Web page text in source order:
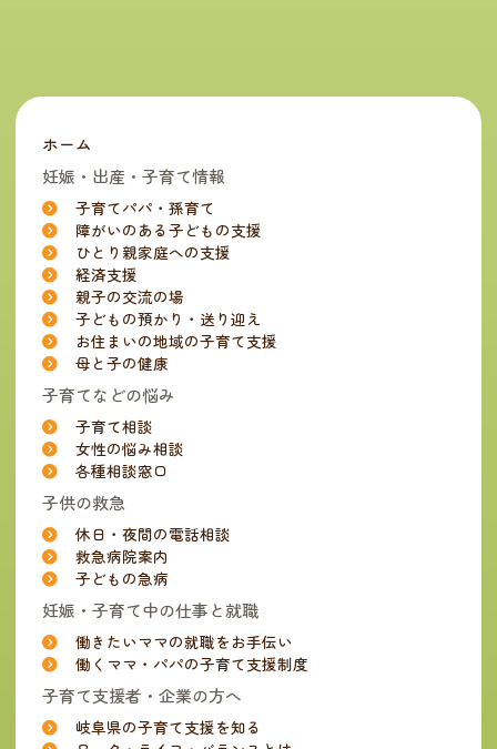
ホーム
妊娠・出産・子育て情報
子育てパパ・孫育て
障がいのある子どもの支援
ひとり親家庭への支援
経済支援
親子の交流の場
子どもの預かり・送り迎え
お住まいの地域の子育て支援
母と子の健康
子育てなどの悩み
子育て相談
女性の悩み相談
各種相談窓口
子供の救急
休日・夜間の電話相談
救急病院案内
子どもの急病
妊娠・子育て中の仕事と就職
働きたいママの就職をお手伝い
働くママ・パパの子育て支援制度
子育て支援者・企業の方へ
岐阜県の子育て支援を知る